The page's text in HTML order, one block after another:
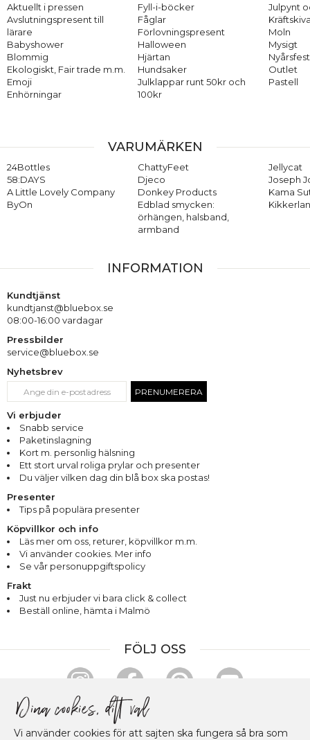
Vi använder cookies för att sajten ska fungera så bra som
Aktuellt i pressen
Avslutningspresent till
lärare
Babyshower
Blommig
Ekologiskt, Fair trade m.m.
Emoji
Enhörningar
Fyll-i-böcker
Fåglar
Förlovningspresent
Halloween
Hjärtan
Hundsaker
Julklappar runt 50kr och
100kr
Julpynt
Moln
Mysigt
Nyårsfest
Outlet
Pastell
VARUMÄRKEN
24Bottles
58:DAYS
A Little Lovely Company
ByOn
ChattyFeet
Djeco
Donkey Products
Edblad smycken:
örhängen, halsband,
armband
Jellycat
Joseph
Kama
INFORMATION
Kundtjänst
kundtjanst@bluebox.se
08:00-16:00 vardagar
Pressbilder
service@bluebox.se
Nyhetsbrev
PRENUMERERA
Vi erbjuder
Snabb service
Paketinslagning
Kort m. personlig hälsning
Ett stort urval roliga prylar och presenter
Du väljer vilken dag din blå box ska postas!
Presenter
Tips på populära presenter
Köpvillkor och info
Läs mer om oss, returer, köpvillkor m.m.
Vi använder cookies. Mer info
Se vår personuppgiftspolicy
Frakt
Just nu erbjuder vi bara click & collect
Beställ online, hämta i Malmö
FÖLJ OSS
HANDLA & BETALA TRYGGT